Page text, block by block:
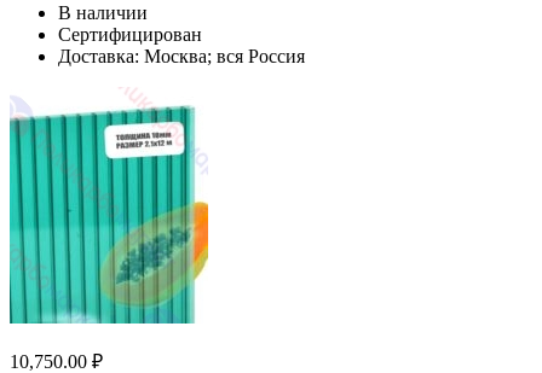
В наличии
Сертифицирован
Доставка: Москва; вся Россия
10,750.00 ₽